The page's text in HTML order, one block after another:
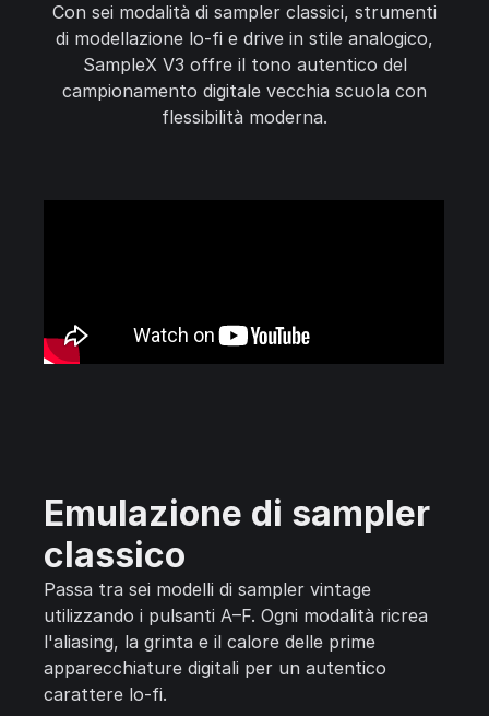
Con sei modalità di sampler classici, strumenti
di modellazione lo-fi e drive in stile analogico,
SampleX V3 offre il tono autentico del
campionamento digitale vecchia scuola con
flessibilità moderna.
Emulazione di sampler
classico
Passa tra sei modelli di sampler vintage
utilizzando i pulsanti A–F. Ogni modalità ricrea
l'aliasing, la grinta e il calore delle prime
apparecchiature digitali per un autentico
carattere lo-fi.